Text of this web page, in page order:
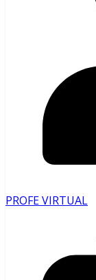
PROFE VIRTUAL